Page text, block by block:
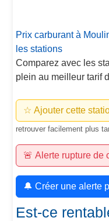
Prix carburant à
les stations
Comparez avec les
plein au meilleur tarif
☆ Ajouter cette
retrouver facilement plus
🚨 Alerte rupture de
🔔 Créer une alerte
Est-ce